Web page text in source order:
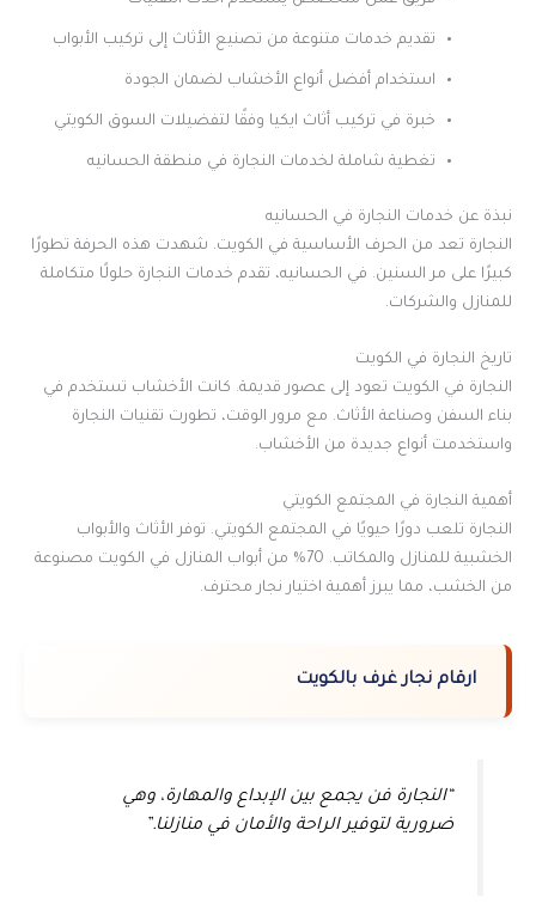
تقديم خدمات متنوعة من تصنيع الأثاث إلى تركيب الأبواب
استخدام أفضل أنواع الأخشاب لضمان الجودة
خبرة في تركيب أثاث ايكيا وفقًا لتفضيلات السوق الكويتي
تغطية شاملة لخدمات النجارة في منطقة الحسانيه
نبذة عن خدمات النجارة في الحسانيه
النجارة تعد من الحرف الأساسية في الكويت. شهدت هذه الحرفة تطورًا
كبيرًا على مر السنين. في الحسانيه، تقدم خدمات النجارة حلولًا متكاملة
للمنازل والشركات.
تاريخ النجارة في الكويت
النجارة في الكويت تعود إلى عصور قديمة. كانت الأخشاب تستخدم في
بناء السفن وصناعة الأثاث. مع مرور الوقت، تطورت تقنيات النجارة
واستخدمت أنواع جديدة من الأخشاب.
أهمية النجارة في المجتمع الكويتي
النجارة تلعب دورًا حيويًا في المجتمع الكويتي. توفر الأثاث والأبواب
الخشبية للمنازل والمكاتب. 70% من أبواب المنازل في الكويت مصنوعة
من الخشب، مما يبرز أهمية اختيار نجار محترف.
ارقام نجار غرف بالكويت
“النجارة فن يجمع بين الإبداع والمهارة، وهي
ضرورية لتوفير الراحة والأمان في منازلنا.”